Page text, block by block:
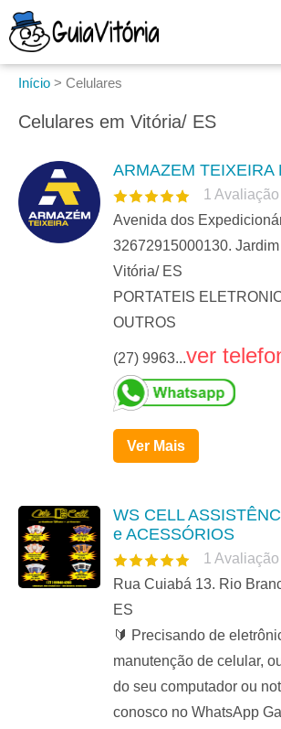
Início > Celulares
Celulares em Vitória/ ES
ARMAZEM TEIXEIRA
1 Avaliação
Avenida dos
32672915000130.
Vitória/ ES
PORTATEIS
OUTROS
(27) 9963...ver
Ver Mais
WS CELL
e ACESSÓRIOS
1 Avaliação
Rua Cuiabá 13. Rio
ES
🔰 Precisando de
manutenção de celular,
do seu computador ou
conosco no WhatsApp